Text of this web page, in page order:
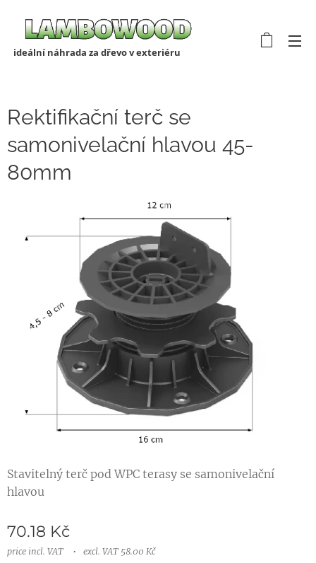
ideální náhrada za dřevo v exteriéru
Rektifikační terč se
samonivelační hlavou 45-
80mm
Stavitelný terč pod WPC terasy se samonivelační
hlavou
70.18 Kč
price incl. VAT excl. VAT 58.00 Kč